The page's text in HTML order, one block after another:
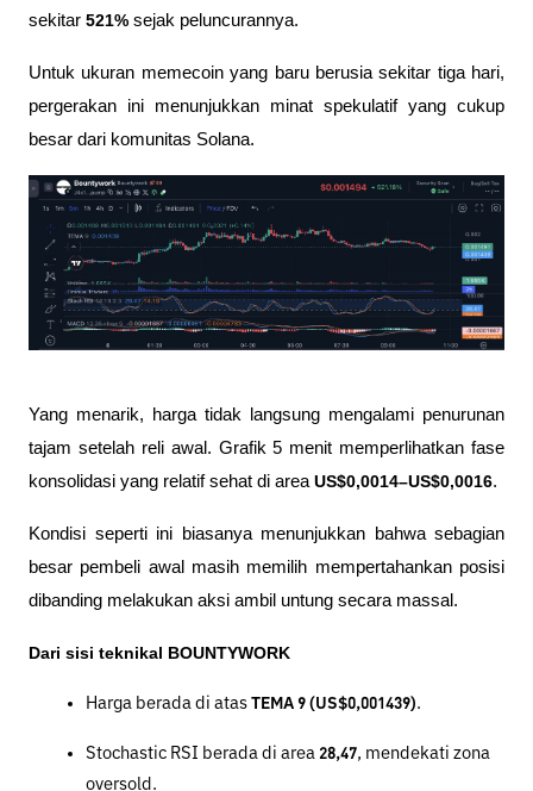
sekitar 521% sejak peluncurannya.
Untuk ukuran memecoin yang baru berusia sekitar tiga hari,
pergerakan ini menunjukkan minat spekulatif yang cukup
besar dari komunitas Solana.
Yang menarik, harga tidak langsung mengalami penurunan
tajam setelah reli awal. Grafik 5 menit memperlihatkan fase
konsolidasi yang relatif sehat di area US$0,0014–US$0,0016.
Kondisi seperti ini biasanya menunjukkan bahwa sebagian
besar pembeli awal masih memilih mempertahankan posisi
dibanding melakukan aksi ambil untung secara massal.
Dari sisi teknikal BOUNTYWORK
Harga berada di atas TEMA 9 (US$0,001439).
Stochastic RSI berada di area 28,47, mendekati zona
oversold.